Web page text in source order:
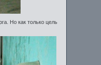
Но как только цель